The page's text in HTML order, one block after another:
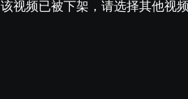
该视频已被下架，请选择其他视